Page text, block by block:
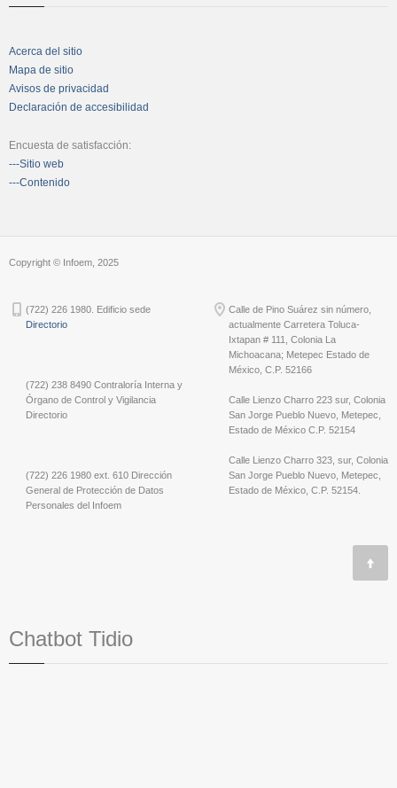
Acerca del sitio
Mapa de sitio
Avisos de privacidad
Declaración de accesibilidad
Encuesta de satisfacción:
---Sitio web
---Contenido
Copyright © Infoem, 2025
(722) 226 1980. Edificio sede
Directorio
(722) 238 8490 Contraloría Interna y
Órgano de Control y Vigilancia
Directorio
(722) 226 1980 ext. 610 Dirección
General de Protección de Datos
Personales del Infoem
Calle de Pino Suárez sin número,
actualmente Carretera Toluca-
Ixtapan # 111, Colonia La
Michoacana; Metepec Estado de
México, C.P. 52166
Calle Lienzo Charro 223 sur, Colonia
San Jorge Pueblo Nuevo, Metepec,
Estado de México C.P. 52154
Calle Lienzo Charro 323, sur, Colonia
San Jorge Pueblo Nuevo, Metepec,
Estado de México, C.P. 52154.
Chatbot Tidio